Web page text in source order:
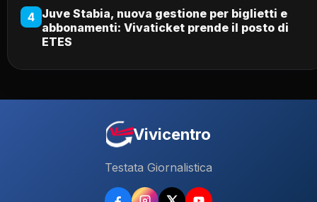
4 Juve Stabia, nuova gestione per biglietti e
abbonamenti: Vivaticket prende il posto di
ETES
Vivicentro
Testata Giornalistica